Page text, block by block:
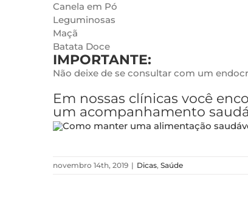
Canela em Pó
Leguminosas
Maçã
Batata Doce
IMPORTANTE:
Não deixe de se consultar com um
Em nossas clínicas você
um acompanhamento
novembro 14th, 2019 | Dicas, Saúde